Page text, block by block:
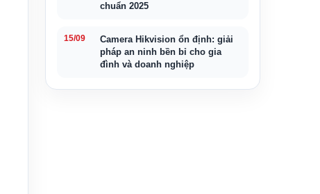
chuẩn 2025
15/09
Camera Hikvision ổn định: giải
pháp an ninh bền bỉ cho gia
đình và doanh nghiệp